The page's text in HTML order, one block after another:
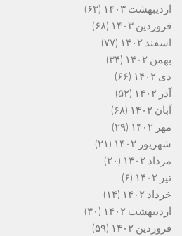
اردیبهشت ۱۴۰۳
(۶۳)
فروردین ۱۴۰۳
(۶۸)
اسفند ۱۴۰۲
(۷۷)
بهمن ۱۴۰۲
(۳۴)
دی ۱۴۰۲
(۶۶)
آذر ۱۴۰۲
(۵۲)
آبان ۱۴۰۲
(۶۸)
مهر ۱۴۰۲
(۲۹)
شهریور ۱۴۰۲
(۲۱)
مرداد ۱۴۰۲
(۲۰)
تیر ۱۴۰۲
(۶)
خرداد ۱۴۰۲
(۱۴)
اردیبهشت ۱۴۰۲
(۳۰)
فروردین ۱۴۰۲
(۵۹)